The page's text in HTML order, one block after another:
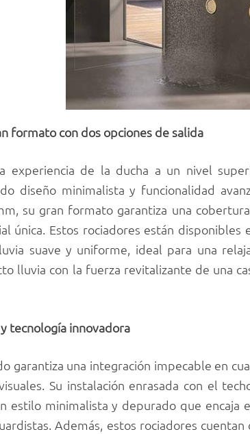
formato con dos opciones de salida
experiencia de la ducha a un nivel
diseño minimalista y funcionalidad
su gran formato garantiza una
única. Estos rociadores están
suave y uniforme, ideal para una
lluvia con la fuerza revitalizante de una
tecnología innovadora
garantiza una integración impecable en
Su instalación enrasada con el
estilo minimalista y depurado que encaja
Además, estos rociadores